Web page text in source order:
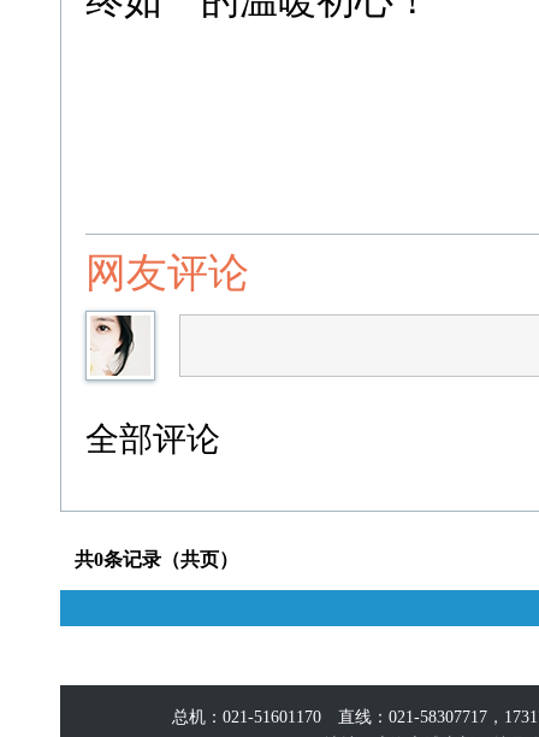
网友评论
全部评论
共0条记录（共页）
总机：021-51601170 直线：021-58307717，